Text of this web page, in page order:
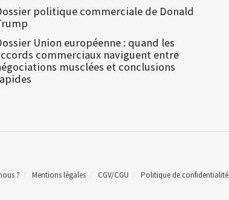
politique commerciale de Donald
Union européenne : quand les
commerciaux naviguent entre
musclées et conclusions
? Mentions légales CGV/CGU Politique de confidentialité